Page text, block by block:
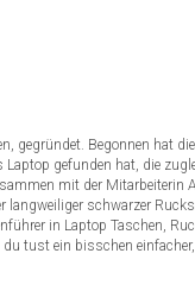
gegründet. Begonnen hat
Laptop gefunden hat, die
mit der Mitarbeiterin
langweiliger schwarzer
in Laptop Taschen,
tust ein bisschen